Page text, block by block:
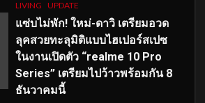
LIVING UPDATE
แซ่บไม่พัก! ใหม่-ดาวิ เตรียมอวด
ลุคสวยทะลุมิติแบบไฮเปอร์สเปซ
ในงานเปิดตัว “realme 10 Pro
Series” เตรียมไปว้าวพร้อมกัน 8
ธันวาคมนี้